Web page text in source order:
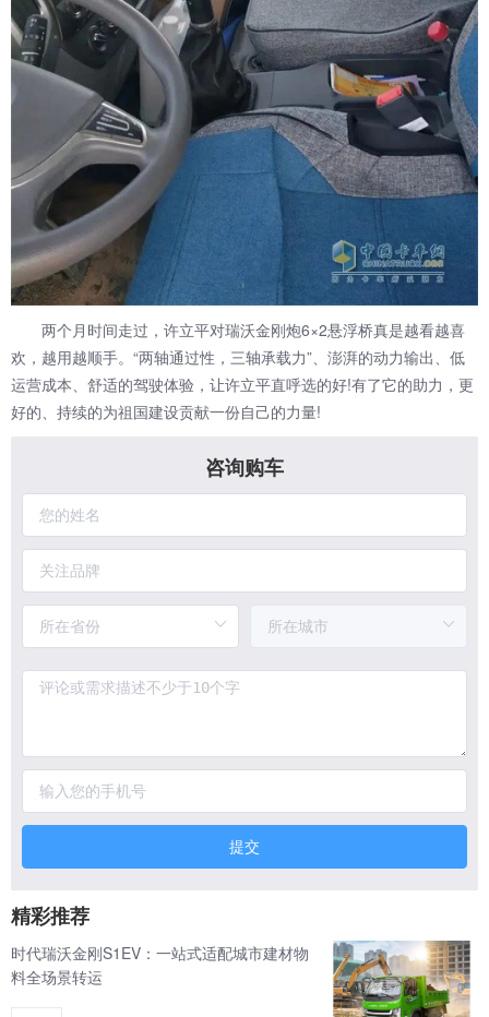
两个月时间走过，许立平对瑞沃金刚炮6×2悬浮桥真是越看越喜
欢，越用越顺手。“两轴通过性，三轴承载力”、澎湃的动力输出、低
运营成本、舒适的驾驶体验，让许立平直呼选的好!有了它的助力，更
好的、持续的为祖国建设贡献一份自己的力量!
咨询购车
提交
精彩推荐
时代瑞沃金刚S1EV：一站式适配城市建材物
料全场景转运